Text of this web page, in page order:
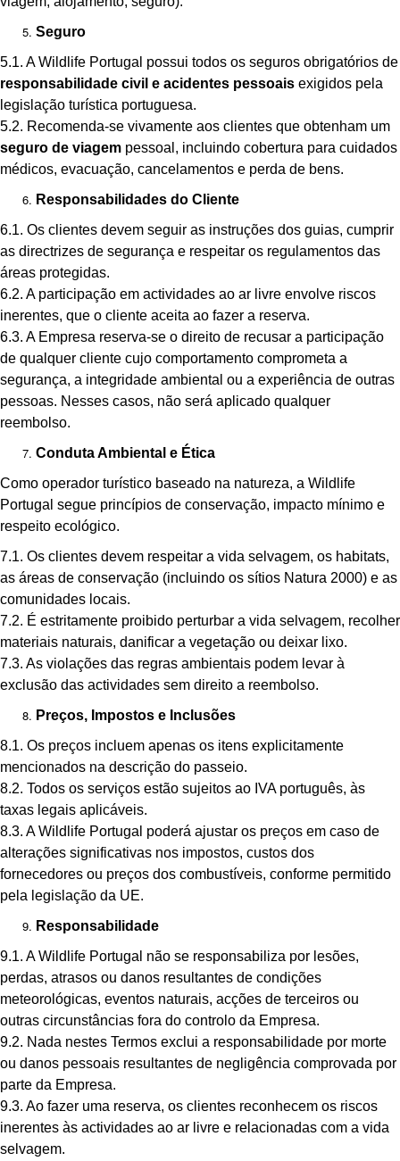
Seguro
5.1. A Wildlife Portugal possui todos os seguros obrigatórios de
responsabilidade civil e acidentes pessoais exigidos pela
legislação turística portuguesa.
5.2. Recomenda-se vivamente aos clientes que obtenham um
seguro de viagem pessoal, incluindo cobertura para cuidados
médicos, evacuação, cancelamentos e perda de bens.
Responsabilidades do Cliente
6.1. Os clientes devem seguir as instruções dos guias, cumprir
as directrizes de segurança e respeitar os regulamentos das
áreas protegidas.
6.2. A participação em actividades ao ar livre envolve riscos
inerentes, que o cliente aceita ao fazer a reserva.
6.3. A Empresa reserva-se o direito de recusar a participação
de qualquer cliente cujo comportamento comprometa a
segurança, a integridade ambiental ou a experiência de outras
pessoas. Nesses casos, não será aplicado qualquer
reembolso.
Conduta Ambiental e Ética
Como operador turístico baseado na natureza, a Wildlife
Portugal segue princípios de conservação, impacto mínimo e
respeito ecológico.
7.1. Os clientes devem respeitar a vida selvagem, os habitats,
as áreas de conservação (incluindo os sítios Natura 2000) e as
comunidades locais.
7.2. É estritamente proibido perturbar a vida selvagem, recolher
materiais naturais, danificar a vegetação ou deixar lixo.
7.3. As violações das regras ambientais podem levar à
exclusão das actividades sem direito a reembolso.
Preços, Impostos e Inclusões
8.1. Os preços incluem apenas os itens explicitamente
mencionados na descrição do passeio.
8.2. Todos os serviços estão sujeitos ao IVA português, às
taxas legais aplicáveis.
8.3. A Wildlife Portugal poderá ajustar os preços em caso de
alterações significativas nos impostos, custos dos
fornecedores ou preços dos combustíveis, conforme permitido
pela legislação da UE.
Responsabilidade
9.1. A Wildlife Portugal não se responsabiliza por lesões,
perdas, atrasos ou danos resultantes de condições
meteorológicas, eventos naturais, acções de terceiros ou
outras circunstâncias fora do controlo da Empresa.
9.2. Nada nestes Termos exclui a responsabilidade por morte
ou danos pessoais resultantes de negligência comprovada por
parte da Empresa.
9.3. Ao fazer uma reserva, os clientes reconhecem os riscos
inerentes às actividades ao ar livre e relacionadas com a vida
selvagem.